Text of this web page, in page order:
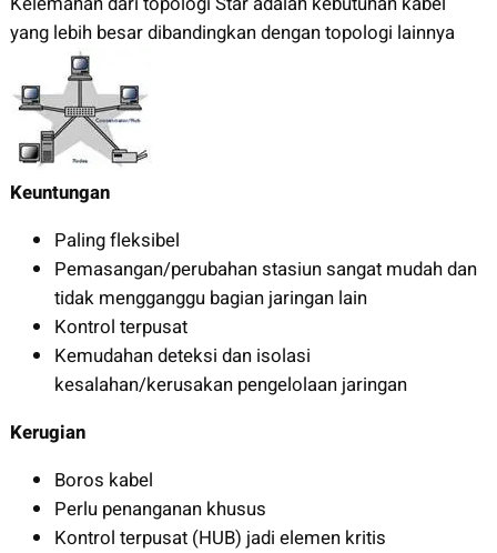
yang lebih besar dibandingkan dengan topologi lainnya
Keuntungan
Paling fleksibel
Pemasangan/perubahan stasiun sangat mudah dan
tidak mengganggu bagian jaringan lain
Kontrol terpusat
Kemudahan deteksi dan isolasi
kesalahan/kerusakan pengelolaan jaringan
Kerugian
Boros kabel
Perlu penanganan khusus
Kontrol terpusat (HUB) jadi elemen kritis